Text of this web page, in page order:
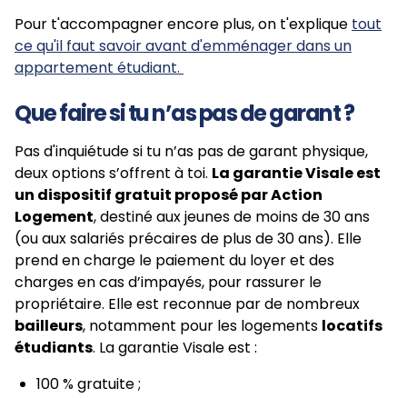
Pour t'accompagner encore plus, on t'explique tout
ce qu'il faut savoir avant d'emménager dans un
appartement étudiant.
Que faire si tu n’as pas de garant ?
Pas d'inquiétude si tu n’as pas de garant physique,
deux options s’offrent à toi. La garantie Visale est
un dispositif gratuit proposé par Action
Logement, destiné aux jeunes de moins de 30 ans
(ou aux salariés précaires de plus de 30 ans). Elle
prend en charge le paiement du loyer et des
charges en cas d’impayés, pour rassurer le
propriétaire. Elle est reconnue par de nombreux
bailleurs, notamment pour les logements locatifs
étudiants. La garantie Visale est :
100 % gratuite ;